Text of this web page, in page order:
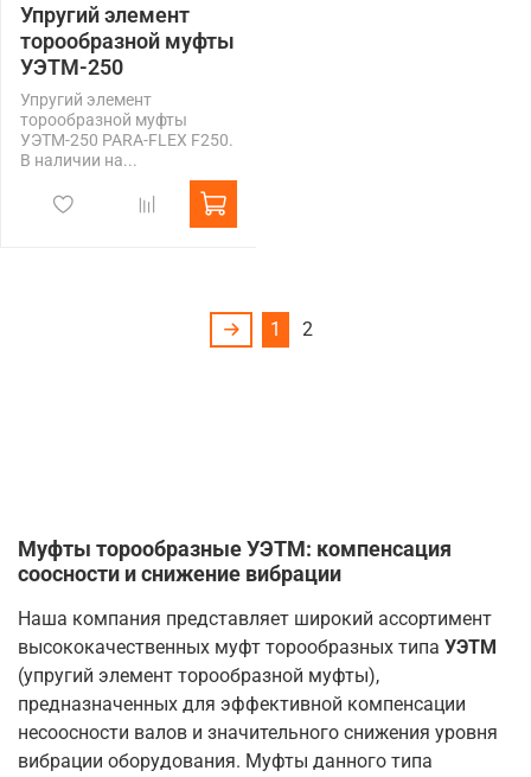
Упругий элемент
торообразной муфты
УЭТМ-250
Упругий элемент
торообразной муфты
УЭТМ-250 PARA-FLEX F250.
В наличии на...
1 2
Муфты торообразные УЭТМ: компенсация
соосности и снижение вибрации
Наша компания представляет широкий ассортимент
высококачественных муфт торообразных типа УЭТМ
(упругий элемент торообразной муфты),
предназначенных для эффективной компенсации
несоосности валов и значительного снижения уровня
вибрации оборудования. Муфты данного типа